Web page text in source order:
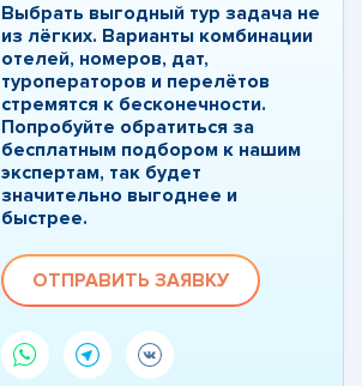
Выбрать выгодный тур задача не
из лёгких. Варианты комбинации
отелей, номеров, дат,
туроператоров и перелётов
стремятся к бесконечности.
Попробуйте обратиться за
бесплатным подбором к нашим
экспертам, так будет
значительно выгоднее и
быстрее.
ОТПРАВИТЬ ЗАЯВКУ